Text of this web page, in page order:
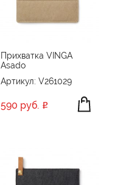
СБРОСИТЬ
Прихватка VINGA
Asado
Артикул: V261029
590 руб.